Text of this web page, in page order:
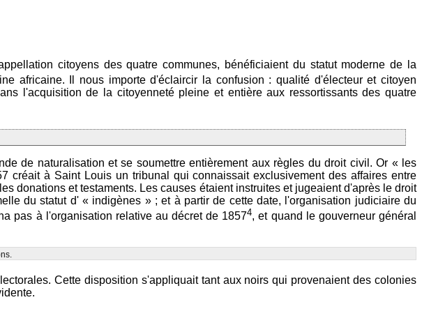
citoyens des quatre communes, bénéficiaient du statut moderne de la
africaine. Il nous importe d'éclaircir la confusion : qualité d'électeur et citoyen
l'acquisition de la citoyenneté pleine et entière aux ressortissants des quatre
de naturalisation et se soumettre entièrement aux règles du droit civil. Or « les
créait à Saint Louis un tribunal qui connaissait exclusivement des affaires entre
donations et testaments. Les causes étaient instruites et jugeaient d'après le droit
du statut d' « indigènes » ; et à partir de cette date, l'organisation judiciaire du
pas à l'organisation relative au décret de 18574, et quand le gouverneur général
Cette disposition s'appliquait tant aux noirs qui provenaient des colonies